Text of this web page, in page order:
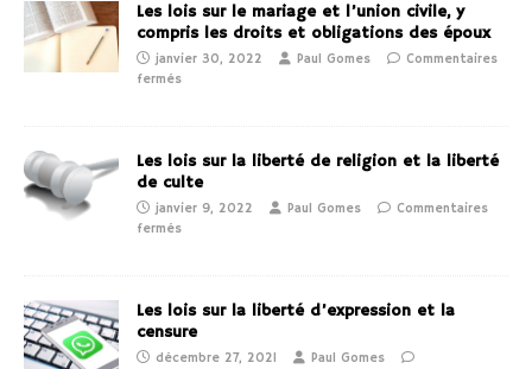
Les lois sur le mariage et l’union civile, y
compris les droits et obligations des époux
janvier 30, 2022 Paul Gomes
Commentaires
fermés
Les lois sur la liberté de religion et la liberté
de culte
janvier 9, 2022 Paul Gomes
Commentaires
fermés
Les lois sur la liberté d’expression et la
censure
décembre 27, 2021
Paul Gomes